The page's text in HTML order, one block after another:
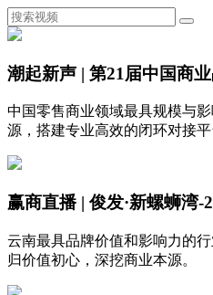
潮起新声 | 第21届中国商
中国零售商业领域最具规模与
源，搭建专业高效的闭环对接平
赢商直播 | 俊发·新螺蛳湾
云南最具品牌价值和影响力的
归价值初心，深挖商业本源。